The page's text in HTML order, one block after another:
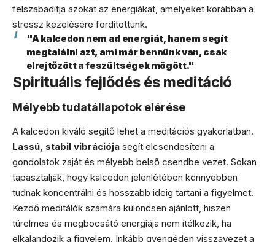
felszabadítja azokat az energiákat, amelyeket korábban a
stressz kezelésére fordítottunk.
"A kalcedon nem ad energiát, hanem segít
megtalálni azt, ami már bennünk van, csak
elrejtőzött a feszültségek mögött."
Spirituális fejlődés és meditáció
Mélyebb tudatállapotok elérése
A kalcedon kiváló segítő lehet a meditációs gyakorlatban.
Lassú, stabil vibrációja segít elcsendesíteni a
gondolatok zaját és mélyebb belső csendbe vezet. Sokan
tapasztalják, hogy kalcedon jelenlétében könnyebben
tudnak koncentrálni és hosszabb ideig tartani a figyelmet.
Kezdő meditálók számára különösen ajánlott, hiszen
türelmes és megbocsátó energiája nem ítélkezik, ha
elkalandozik a figyelem. Inkább gyengéden visszavezet a